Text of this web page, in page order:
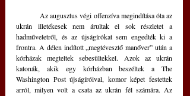
	Az augusztus végi offenzíva megindítása óta az
ukrán illetékesek nem árultak el sok részletet a
hadműveletről, és az újságírókat sem engedték ki a
frontra. A délen indított „megtévesztő manőver” után a
kórházak megteltek sebesültekkel. Azok az ukrán
katonák, akik egy kórházban beszéltek a The
Washington Post újságíróival, komor képet festettek
arról, milyen volt a csata az ukrán fél számára. Az